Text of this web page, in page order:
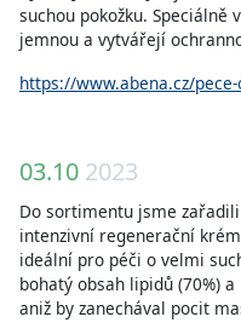
suchou pokožku. Speciálně
jemnou a vytvářejí
https://www.abena.cz/pece-
03.10 2023
Do sortimentu jsme
intenzivní regenerační
ideální pro péči o velmi
bohatý obsah lipidů (70%)
aniž by zanechával pocit